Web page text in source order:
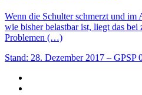
Wenn die Schulter schmerzt und im
wie bisher belastbar ist, liegt das
Problemen (…)
Stand: 28. Dezember 2017 – GPSP